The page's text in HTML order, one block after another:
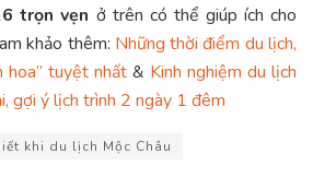
trọn vẹn ở trên có thể giúp ích cho
khảo thêm: Những thời điểm du lịch,
hoa” tuyệt nhất & Kinh nghiệm du lịch
gợi ý lịch trình 2 ngày 1 đêm
khi du lịch Mộc Châu